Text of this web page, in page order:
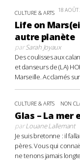
CULTURE & ARTS 18 AOÛT
Life on
autre planète
parSarah Joyaux
Des coulisses aux
et danseurs de (LA)
Marseille. Acclamés
CULTURE & ARTS NON
Glas – La mer
parLouane Lallemant
Je suis bretonne : il
pères. Vous qui
ne tenons jamais